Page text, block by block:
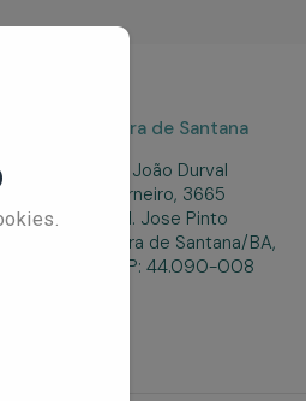
Feira de Santana
Av. João Durval
Carneiro, 3665
Cel. Jose Pinto
Feira de Santana/BA,
CEP: 44.090-008